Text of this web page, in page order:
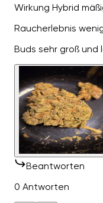
Wirkung Hybrid
Raucherlebnis
Buds sehr groß und
Beantworten
0 Antworten